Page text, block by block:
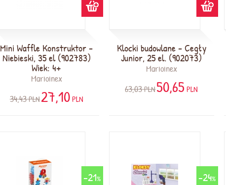
Mini Waffle Konstruktor -
Niebieski, 35 el (902783)
Wiek: 4+
Marioinex
34,43PLN27,10PLN
Klocki budowlane - Cegły
Junior, 25 el. (902073)
Marioinex
63,03PLN50,65 PLN
-21% -24%